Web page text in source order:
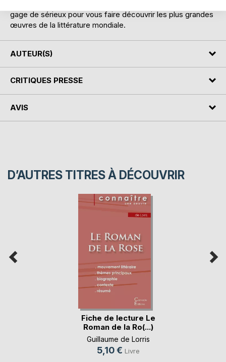
gage de sérieux pour vous faire découvrir les plus grandes
œuvres de la littérature mondiale.
AUTEUR(S)
CRITIQUES PRESSE
AVIS
D’AUTRES TITRES À DÉCOUVRIR
Fiche de lecture Le
Roman de la Ro(...)
Guillaume de Lorris
5,10 € Livre